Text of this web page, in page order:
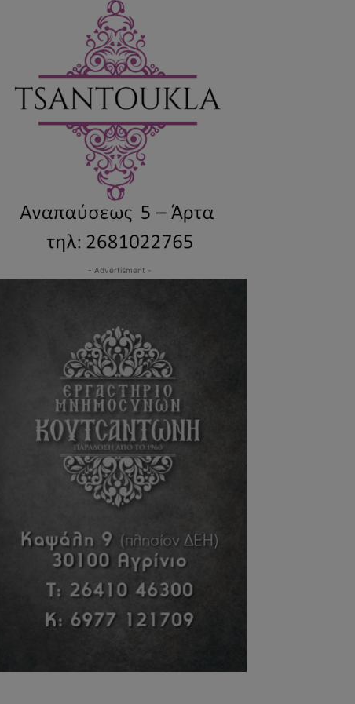
- Advertisment -